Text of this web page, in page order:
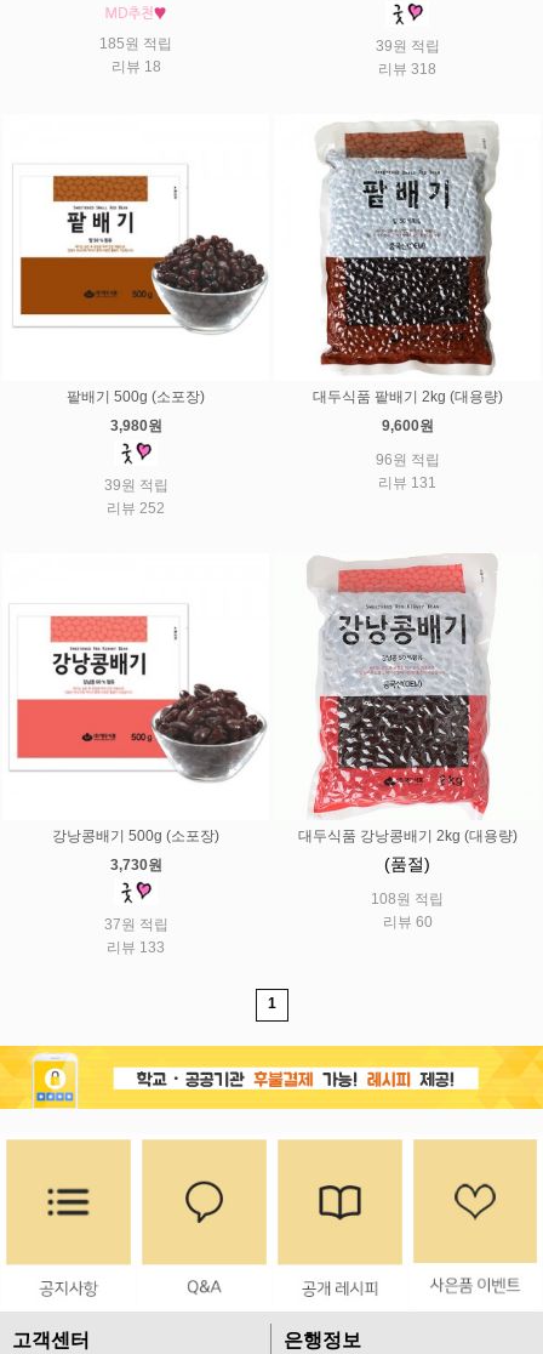
185원 적립
리뷰 18
39원 적립
리뷰 318
팥배기 500g (소포장)
3,980원
39원 적립
리뷰 252
대두식품 팥배기 2kg (대용량)
9,600원
96원 적립
리뷰 131
강낭콩배기 500g (소포장)
3,730원
37원 적립
리뷰 133
대두식품 강낭콩배기 2kg (대용량)
(품절)
108원 적립
리뷰 60
1
고객센터 은행정보